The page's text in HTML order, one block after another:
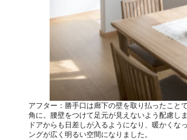
アフター：勝手口は廊下の壁を取り払ったこと
角に。腰壁をつけて足元が見えないよう配慮し
ドアからも日差しが入るようになり、暖かくな
ングが広く明るい空間になりました。